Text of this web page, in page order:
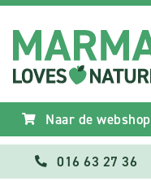
Naar de webshop
016 63 27 36